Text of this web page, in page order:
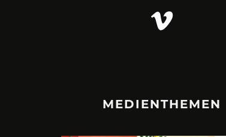
MEDIENTHEMEN